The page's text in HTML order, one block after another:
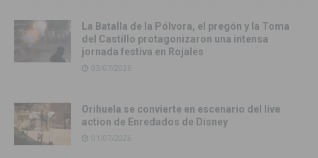
La Batalla de la Pólvora, el pregón y la Toma
del Castillo protagonizaron una intensa
jornada festiva en Rojales
03/07/2026
Orihuela se convierte en escenario del live
action de Enredados de Disney
01/07/2026